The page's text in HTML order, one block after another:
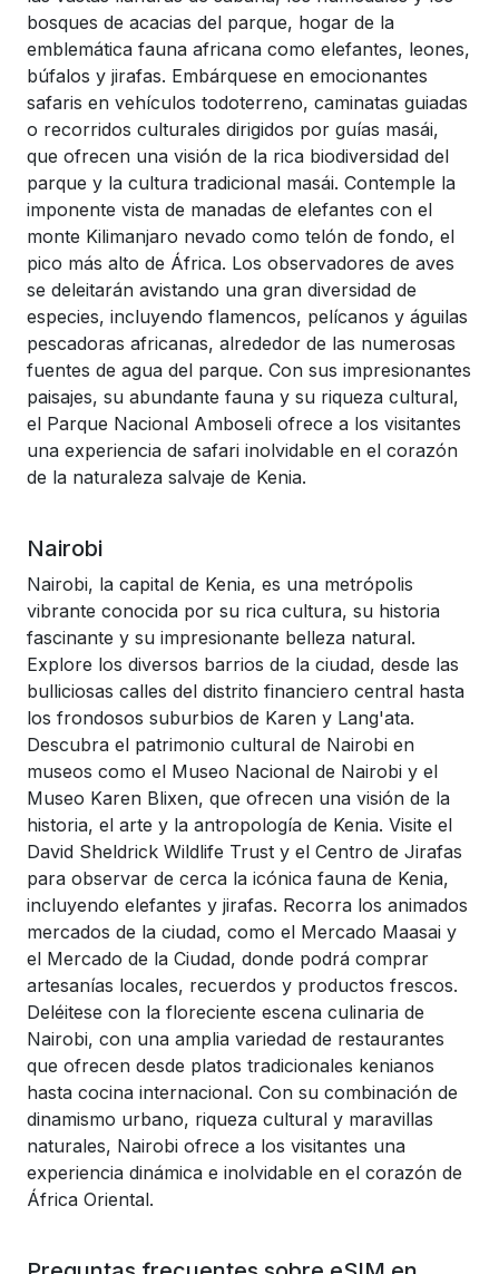
bosques de acacias del parque, hogar de la
emblemática fauna africana como elefantes, leones,
búfalos y jirafas. Embárquese en emocionantes
safaris en vehículos todoterreno, caminatas guiadas
o recorridos culturales dirigidos por guías masái,
que ofrecen una visión de la rica biodiversidad del
parque y la cultura tradicional masái. Contemple la
imponente vista de manadas de elefantes con el
monte Kilimanjaro nevado como telón de fondo, el
pico más alto de África. Los observadores de aves
se deleitarán avistando una gran diversidad de
especies, incluyendo flamencos, pelícanos y águilas
pescadoras africanas, alrededor de las numerosas
fuentes de agua del parque. Con sus impresionantes
paisajes, su abundante fauna y su riqueza cultural,
el Parque Nacional Amboseli ofrece a los visitantes
una experiencia de safari inolvidable en el corazón
de la naturaleza salvaje de Kenia.
Nairobi
Nairobi, la capital de Kenia, es una metrópolis
vibrante conocida por su rica cultura, su historia
fascinante y su impresionante belleza natural.
Explore los diversos barrios de la ciudad, desde las
bulliciosas calles del distrito financiero central hasta
los frondosos suburbios de Karen y Lang'ata.
Descubra el patrimonio cultural de Nairobi en
museos como el Museo Nacional de Nairobi y el
Museo Karen Blixen, que ofrecen una visión de la
historia, el arte y la antropología de Kenia. Visite el
David Sheldrick Wildlife Trust y el Centro de Jirafas
para observar de cerca la icónica fauna de Kenia,
incluyendo elefantes y jirafas. Recorra los animados
mercados de la ciudad, como el Mercado Maasai y
el Mercado de la Ciudad, donde podrá comprar
artesanías locales, recuerdos y productos frescos.
Deléitese con la floreciente escena culinaria de
Nairobi, con una amplia variedad de restaurantes
que ofrecen desde platos tradicionales kenianos
hasta cocina internacional. Con su combinación de
dinamismo urbano, riqueza cultural y maravillas
naturales, Nairobi ofrece a los visitantes una
experiencia dinámica e inolvidable en el corazón de
África Oriental.